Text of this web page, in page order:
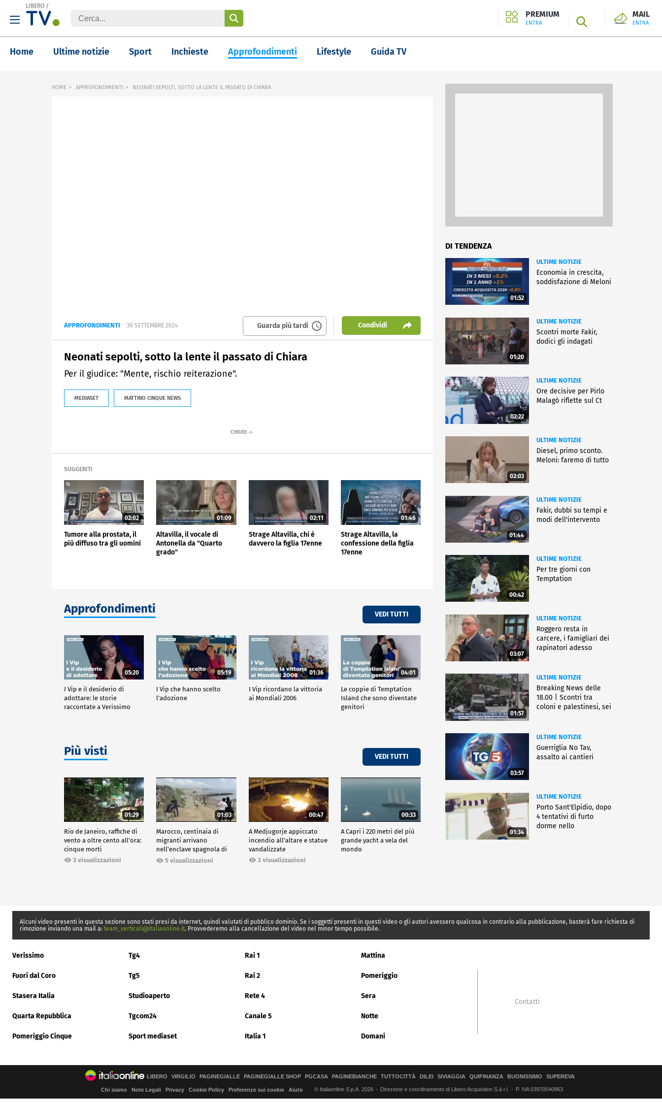
LIBERO /
PREMIUM
ENTRA SEARCH
MAIL
ENTRA
Home Ultime notizie Sport Inchieste Approfondimenti Lifestyle Guida TV
HOME APPROFONDIMENTI NEONATI SEPOLTI, SOTTO LA LENTE IL PASSATO DI CHIARA
APPROFONDIMENTI 30 SETTEMBRE 2024 Guarda più tardi Condividi
Neonati sepolti, sotto la lente il passato di Chiara
Per il giudice: "Mente, rischio reiterazione".
MEDIASET MATTINO CINQUE NEWS
SUGGERITI
02:02
Tumore alla prostata, il
più diffuso tra gli uomini
01:09
Altavilla, il vocale di
Antonella da "Quarto
grado"
02:11
Strage Altavilla, chi è
davvero la figlia 17enne
01:46
Strage Altavilla, la
confessione della figlia
17enne
Approfondimenti VEDI TUTTI
05:20
I Vip e il desiderio di
adottare: le storie
raccontate a Verissimo
05:19
I Vip che hanno scelto
l'adozione
01:36
I Vip ricordano la vittoria
ai Mondiali 2006
04:01
Le coppie di Temptation
Island che sono diventate
genitori
Più visti VEDI TUTTI
01:29
Rio de Janeiro, raffiche di
vento a oltre cento all'ora:
cinque morti
3 visualizzazioni
01:03
Marocco, centinaia di
migranti arrivano
nell'enclave spagnola di
Ceuta5 visualizzazioni
00:47
A Medjugorje appiccato
incendio all'altare e statue
vandalizzate
3 visualizzazioni
00:33
A Capri i 220 metri del più
grande yacht a vela del
mondo
DI TENDENZA
01:52
ULTIME NOTIZIE
Economia in crescita,
soddisfazione di Meloni
01:20
ULTIME NOTIZIE
Scontri morte Fakir,
dodici gli indagati
02:22
ULTIME NOTIZIE
Ore decisive per Pirlo
Malagò riflette sul Ct
02:03
ULTIME NOTIZIE
Diesel, primo sconto.
Meloni: faremo di tutto
01:44
ULTIME NOTIZIE
Fakir, dubbi su tempi e
modi dell'intervento
00:42
ULTIME NOTIZIE
Per tre giorni con
Temptation
03:07
ULTIME NOTIZIE
Roggero resta in
carcere, i famigliari dei
rapinatori adesso
01:57
ULTIME NOTIZIE
Breaking News delle
18.00 | Scontri tra
coloni e palestinesi, sei
03:57
ULTIME NOTIZIE
Guerriglia No Tav,
assalto ai cantieri
01:34
ULTIME NOTIZIE
Porto Sant'Elpidio, dopo
4 tentativi di furto
dorme nello
Alcuni video presenti in questa sezione sono stati presi da internet, quindi valutati di pubblico dominio. Se i soggetti presenti in questi video o gli autori avessero qualcosa in contrario alla pubblicazione, basterà fare richiesta di
rimozione inviando una mail a: team_verticali@italiaonline.it. Provvederemo alla cancellazione del video nel minor tempo possibile.
Verissimo Tg4 Rai 1 Mattina
Fuori dal Coro Tg5 Rai 2 Pomeriggio
Stasera Italia Studioaperto Rete 4 Sera
Quarta Repubblica Tgcom24 Canale 5 Notte
Pomeriggio Cinque Sport mediaset Italia 1 Domani
Contatti
LIBERO VIRGILIO PAGINEGIALLE PAGINEGIALLE SHOP PGCASA PAGINEBIANCHE TUTTOCITTÀ DILEI SIVIAGGIA QUIFINANZA BUONISSIMO SUPEREVA
Chi siamo Note Legali Privacy Cookie Policy Preferenze sui cookie Aiuto © Italiaonline S.p.A. 2026 Direzione e coordinamento di Libero Acquisition S.á r.l. P. IVA 03970540963